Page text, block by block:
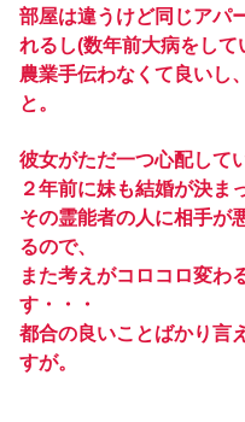
部屋は違うけど同じアパ
れるし(数年前大病をして
農業手伝わなくて良いし
と。
彼女がただ一つ心配して
２年前に妹も結婚が決ま
その霊能者の人に相手が
るので、
また考えがコロコロ変わ
す・・・
都合の良いことばかり言
すが。